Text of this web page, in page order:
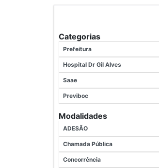
Categorias
Prefeitura
Hospital Dr Gil Alves
Saae
Previboc
Modalidades
ADESÃO
Chamada Pública
Concorrência